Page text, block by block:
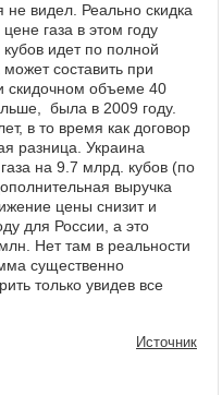
видел. Реально скидка
газа в этом году
идет по полной
составить при
скидочном объеме 40
была в 2009 году.
в то время как договор
разница. Украина
на 9.7 млрд. кубов (по
выручка
цены снизит и
для России, а это
Нет там в реальности
существенно
только увидев все
Источник